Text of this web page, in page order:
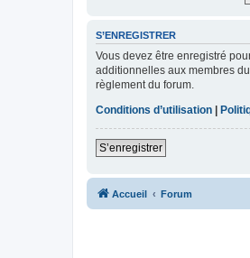
S’ENREGISTRER
Vous devez être enregistré
additionnelles aux membres
règlement du forum.
Conditions d’utilisation
S’enregistrer
Accueil Forum